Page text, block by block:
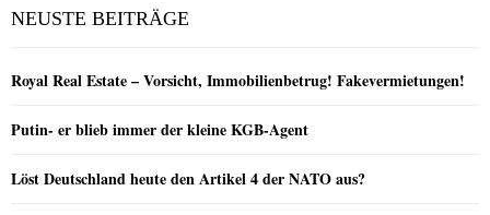
NEUSTE BEITRÄGE
Royal Real Estate – Vorsicht, Immobilienbetrug! Fakevermietungen!
Putin- er blieb immer der kleine KGB-Agent
Löst Deutschland heute den Artikel 4 der NATO aus?